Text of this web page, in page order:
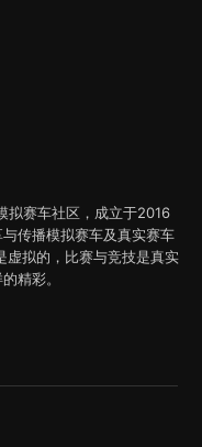
拟赛车社区，成立于2016
传播模拟赛车及真实赛车
虚拟的，比赛与竞技是真实
精彩。